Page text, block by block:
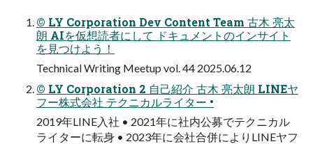
© LY Corporation Dev Content Team 古木 亮太
朗 AIを仮想読者にして ドキュメントのインサイト
を見つけよう！
Technical Writing Meetup vol. 44 2025.06.12
© LY Corporation 2 自己紹介 古木 亮太朗 LINEヤ
フー株式会社 テクニカルライター •
2019年LINE入社 • 2021年に社内公募でテクニカル
ライターに転身 • 2023年に会社合併によりLINEヤフ